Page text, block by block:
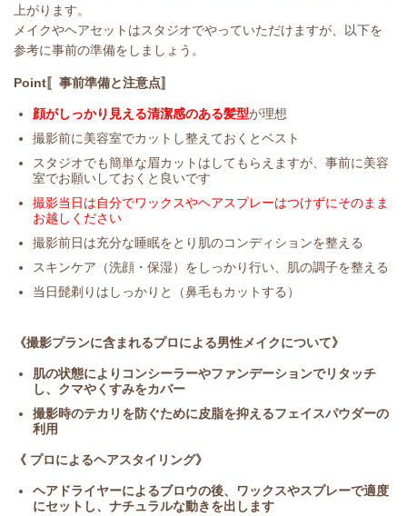
上がります。
メイクやヘアセットはスタジオでやっていただけますが、以下を
参考に事前の準備をしましょう。
Point〚事前準備と注意点〛
顔がしっかり見える清潔感のある髪型が理想
撮影前に美容室でカットし整えておくとベスト
スタジオでも簡単な眉カットはしてもらえますが、事前に美容
室でお願いしておくと良いです
撮影当日は自分でワックスやヘアスプレーはつけずにそのまま
お越しください
撮影前日は充分な睡眠をとり肌のコンディションを整える
スキンケア（洗顔・保湿）をしっかり行い、肌の調子を整える
当日髭剃りはしっかりと（鼻毛もカットする）
《撮影プランに含まれるプロによる男性メイクについて》
肌の状態によりコンシーラーやファンデーションでリタッチ
し、クマやくすみをカバー
撮影時のテカリを防ぐために皮脂を抑えるフェイスパウダーの
利用
《 プロによるヘアスタイリング》
ヘアドライヤーによるブロウの後、ワックスやスプレーで適度
にセットし、ナチュラルな動きを出します